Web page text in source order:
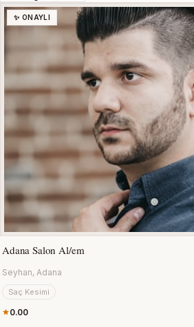
✨ ONAYLI
Adana Salon Al/em
Seyhan, Adana
Saç Kesimi
0.00